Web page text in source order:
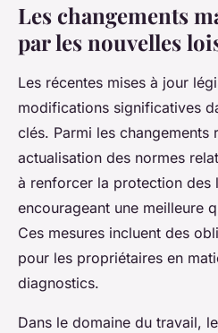
Les changements
par les nouvelles
Les récentes mises à jour
modifications significatives
clés. Parmi les changements
actualisation des normes
à renforcer la protection des
encourageant une meilleure
Ces mesures incluent des
pour les propriétaires en
diagnostics.
Dans le domaine du travail,